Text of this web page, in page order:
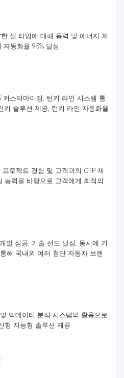
셀 타입에 대해 동력 및 에너지 저
동화율 95% 달성
커스터마이징, 턴키 라인 시스템 통
키 솔루션 제공, 턴키 라인 자동화율
로젝트 경험 및 고객과의 CTP 제
능력을 바탕으로 고객에게 최적의
발 성공, 기술 선도 달성, 동시에 기
해 국내외 여러 첨단 자동차 브랜
빅데이터 분석 시스템의 활용으로
형 지능형 솔루션 제공